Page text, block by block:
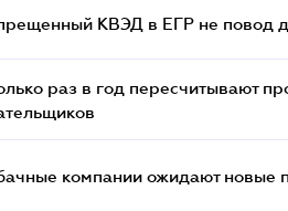
КВЭД в ЕГР не повод
раз в год пересчитывают
компании ожидают новые